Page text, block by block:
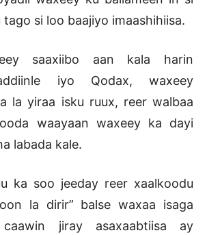
si loo baajiyo imaashihiisa.
saaxiibo aan kala harin
iyo Qodax, waxeey
la yiraa isku ruux, reer walbaa
waayaan waxeey ka dayi
labada kale.
ka soo jeeday reer xaalkoodu
la dirir” balse waxaa isaga
jiray asaxaabtiisa ay